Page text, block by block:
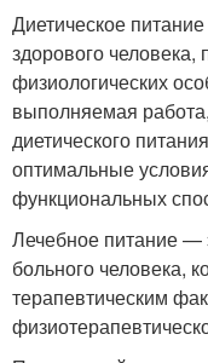
Диетическое
здорового человека,
физиологических
выполняемая
диетического
оптимальные
функциональных
Лечебное питание —
больного человека,
терапевтическим